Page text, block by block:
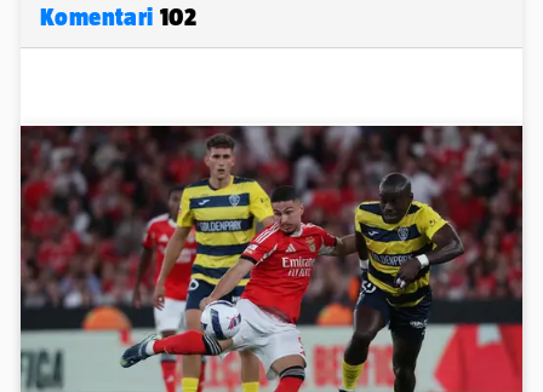
Komentari 102